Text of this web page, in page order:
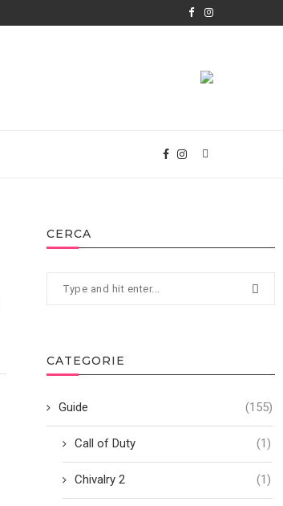
CERCA
CATEGORIE
Guide (155)
Call of Duty (1)
Chivalry 2 (1)